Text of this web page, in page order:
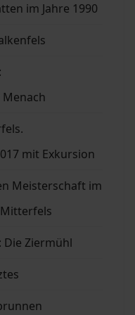
im Jahre 1990
mit Exkursion
Meisterschaft im
Die Ziermühl